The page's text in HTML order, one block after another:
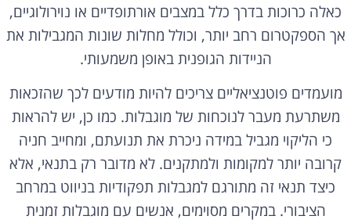
כאלה כרוכות בדרך כלל במצבים אורתופדיים או נוירולוגיים,
אך הספקטרום רחב יותר, וכולל מחלות שונות המגבילות את
הניידות הגופנית באופן משמעותי.
מועמדים פוטנציאליים צריכים להיות מודעים לכך שהזכאות
משתרעת מעבר לנוכחות של מוגבלות. כמו כן, יש להראות
כי הליקוי מגביל במידה ניכרת את תנועתם, ומחייב חניה
קרובה יותר למקומות ולמתקנים. לא מדובר רק בתנאי, אלא
כיצד תנאי זה מתורגם למגבלות תפקודיות בניווט במרחב
הציבורי. במקרים מסוימים, אנשים עם מוגבלות זמנית